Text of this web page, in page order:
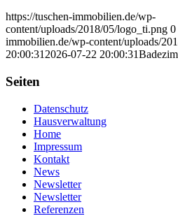
https://tuschen-immobilien.de/wp-
content/uploads/2018/05/logo_ti.png 0
immobilien.de/wp-content/uploads/
20:00:31 2026-07-22 20:00:31
Seiten
Datenschutz
Hausverwaltung
Home
Impressum
Kontakt
News
Newsletter
Newsletter
Referenzen